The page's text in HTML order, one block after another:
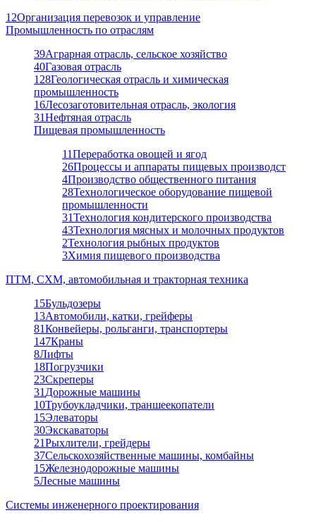
12Организация перевозок и управление
Промышленность по отраслям
39Аграрная отрасль, сельское хозяйство
40Газовая отрасль
128Геологическая отрасль и химическая
промышленность
16Лесозаготовительная отрасль, экология
31Нефтяная отрасль
Пищевая промышленность
11Переработка овощей и ягод
26Процессы и аппараты пищевых производст
4Производство общественного питания
28Технологическое оборудование пищевой
промышленности
31Технология кондитерского производства
43Технология мясных и молочных продуктов
2Технология рыбных продуктов
3Химия пищевого производства
ПТМ, СХМ, автомобильная и тракторная техника
15Бульдозеры
13Автомобили, катки, грейферы
81Конвейеры, рольганги, транспортеры
147Краны
8Лифты
18Погрузчики
23Скреперы
31 Дорожные машины
10Трубоукладчики, траншеекопатели
15Элеваторы
30Экскаваторы
21Рыхлители, грейдеры
37Сельскохозяйственные машины, комбайны
15Железнодорожные машины
5Лесные машины
Системы инженерного проектирования